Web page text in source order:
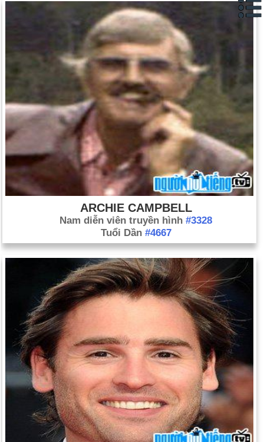
ARCHIE CAMPBELL
Nam diễn viên truyền hình #3328
Tuổi Dần #4667